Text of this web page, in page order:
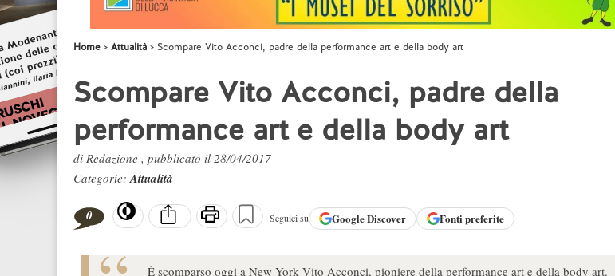
Home Attualità Scompare Vito Acconci, padre della performance art e della body art
Scompare Vito Acconci, padre della
performance art e della body art
di Redazione , pubblicato il 28/04/2017
Categorie:Attualità
0 Seguici su GoogleDiscover Fonti preferite
È scomparso oggi a New York Vito Acconci, pioniere della performance art e della body art.